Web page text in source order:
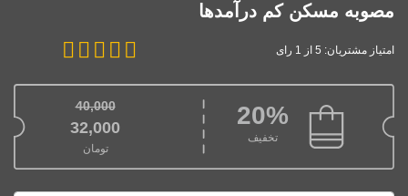
مصوبه مسكن كم درآمدها
امتیاز مشتریان: 5 از 1 رای
20%
تخفیف
40,000
قیمت اصلی: 40,000تومان بود.
32,000
تومان
قیمت فعلی: 32,000تومان.